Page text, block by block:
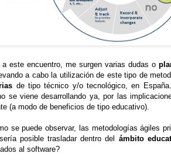
este encuentro, me surgen varias dudas o
a cabo la utilización de este tipo de
de tipo técnico y/o tecnológico, en
se viene desarrollando ya, por las
(a modo de beneficios de tipo educativo).
se puede observar, las metodologías ágiles
posible trasladar dentro del ámbito
al software?